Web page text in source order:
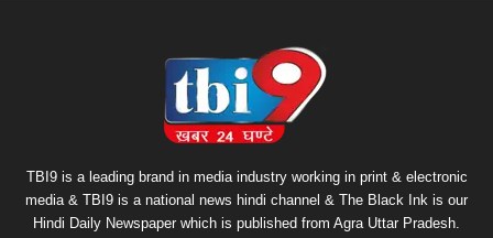
TBI9 is a leading brand in media industry working in print & electronic
media & TBI9 is a national news hindi channel & The Black Ink is our
Hindi Daily Newspaper which is published from Agra Uttar Pradesh.